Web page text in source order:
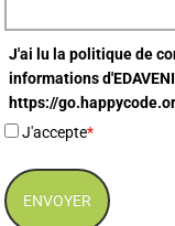
J'ai lu la politique de
informations
https://
J'accepte*
ENVOYER